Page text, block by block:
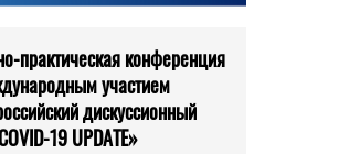
практическая конференция
участием
дискуссионный
19 UPDATE»